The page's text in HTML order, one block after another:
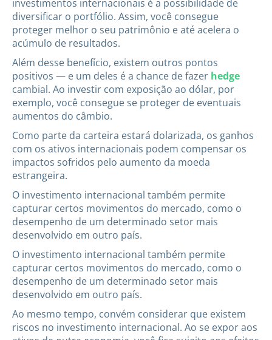
investimentos internacionais é a possibilidade de
diversificar o portfólio. Assim, você consegue
proteger melhor o seu patrimônio e até acelera o
acúmulo de resultados.
Além desse benefício, existem outros pontos
positivos — e um deles é a chance de fazer hedge
cambial. Ao investir com exposição ao dólar, por
exemplo, você consegue se proteger de eventuais
aumentos do câmbio.
Como parte da carteira estará dolarizada, os ganhos
com os ativos internacionais podem compensar os
impactos sofridos pelo aumento da moeda
estrangeira.
O investimento internacional também permite
capturar certos movimentos do mercado, como o
desempenho de um determinado setor mais
desenvolvido em outro país.
O investimento internacional também permite
capturar certos movimentos do mercado, como o
desempenho de um determinado setor mais
desenvolvido em outro país.
Ao mesmo tempo, convém considerar que existem
riscos no investimento internacional. Ao se expor aos